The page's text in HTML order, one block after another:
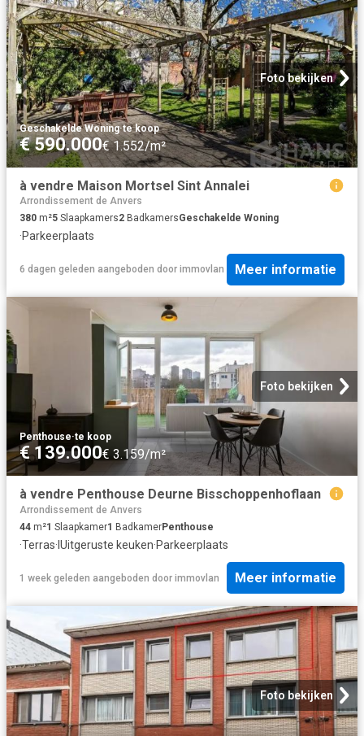
Foto bekijken
Geschakelde Woning·te koop
€ 590.000€ 1.552/m²
à vendre Maison Mortsel Sint Annalei
Arrondissement de Anvers
380 m²5 Slaapkamers2 BadkamersGeschakelde Woning
·Parkeerplaats
6 dagen geleden aangeboden door immovlan Meer informatie
Foto bekijken
Penthouse·te koop
€ 139.000€ 3.159/m²
à vendre Penthouse Deurne Bisschoppenhoflaan
Arrondissement de Anvers
44 m²1 Slaapkamer1 BadkamerPenthouse
·Terras· IUitgeruste keuken·Parkeerplaats
1 week geleden aangeboden door immovlan Meer informatie
Foto bekijken